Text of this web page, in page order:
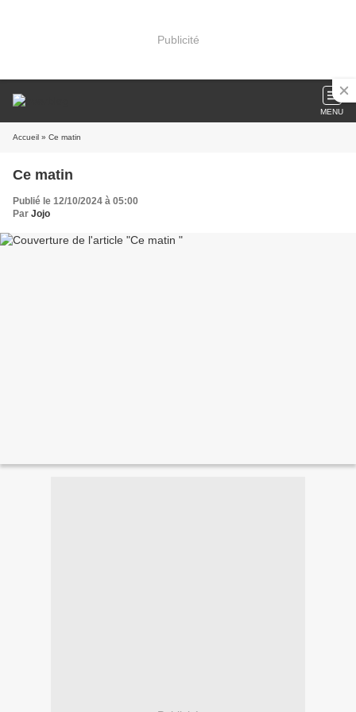
Publicité
MENU
Accueil » Ce matin
Ce matin
Publié le 12/10/2024 à 05:00
Par Jojo